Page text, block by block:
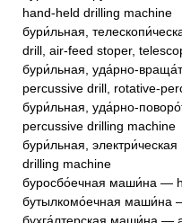
hand-held drilling machine
бури́льная,
drill, air-feed stoper,
бури́льная, уда́рно-
percussive drill, rotative-
бури́льная, уда́рно-
percussive drilling machine
бури́льная,
drilling machine
буросбо́ечная маши́на —
бутылкомо́ечная маши́на